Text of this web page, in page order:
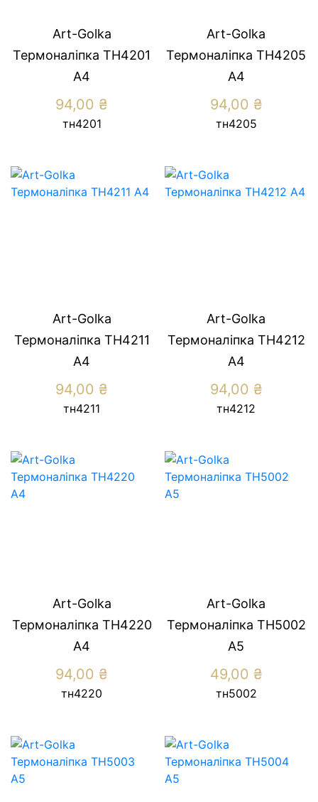
Art-Golka
Термоналіпка ТН4201
А4
94,00 ₴
тн4201
Art-Golka
Термоналіпка ТН4205
А4
94,00 ₴
тн4205
Art-Golka
Термоналіпка ТН4211
А4
94,00 ₴
тн4211
Art-Golka
Термоналіпка ТН4212
А4
94,00 ₴
тн4212
Art-Golka
Термоналіпка ТН4220
А4
94,00 ₴
тн4220
Art-Golka
Термоналіпка ТН5002
А5
49,00 ₴
тн5002